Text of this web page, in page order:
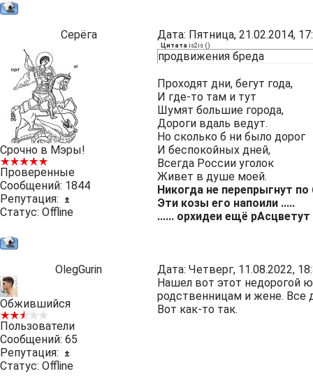
Серёга Дата: Пятница, 21.02.2014,
Срочно в Мэры!
Проверенные
Сообщений: 1844
Репутация:
±
Статус: Offline
Цитата is2is ()
продвижения бреда
Проходят дни, бегут года,
И где-то там и тут
Шумят большие города,
Дороги вдаль ведут.
Но сколько б ни было дорог
И беспокойных дней,
Всегда России уголок
Живет в душе моей.
Никогда не перепрыгнут
Эти козы его напоили .....
...... орхидеи ещё
OlegGurin Дата: Четверг, 11.08.2022,
Обжившийся
Пользователи
Сообщений: 65
Репутация:
±
Статус: Offline
Нашел вот этот недорогой
родственницам и жене. Все
Вот как-то так.